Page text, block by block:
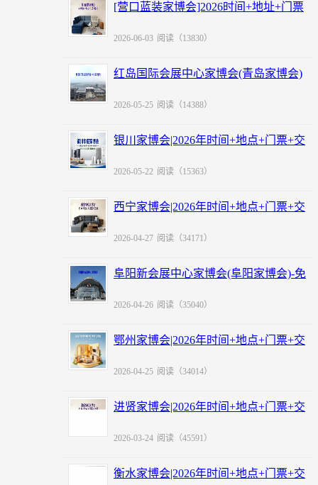
[营口蓝装家博会]2026时间+地址+门票
2026-06-03 阅读（13830）
红岛国际会展中心家博会(青岛家博会)
2026-05-25 阅读（14388）
银川家博会|2026年时间+地点+门票+交
2026-05-22 阅读（15363）
西宁家博会|2026年时间+地点+门票+交
2026-04-27 阅读（34171）
阜阳新会展中心家博会(阜阳家博会)-免
2026-04-26 阅读（35040）
鄂州家博会|2026年时间+地点+门票+交
2026-04-25 阅读（34014）
进贤家博会|2026年时间+地点+门票+交
2026-03-24 阅读（45591）
衡水家博会|2026年时间+地点+门票+交